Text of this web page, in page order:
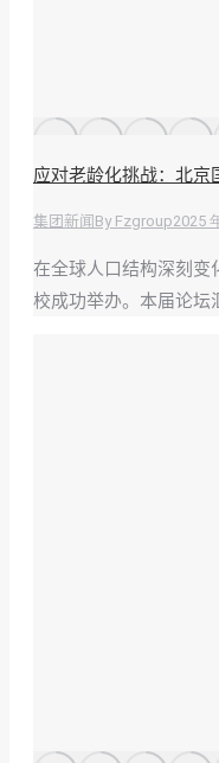
应对老龄化挑战：北京
集团新闻 By Fzgroup2025
在全球人口结构深刻变
校成功举办。本届论